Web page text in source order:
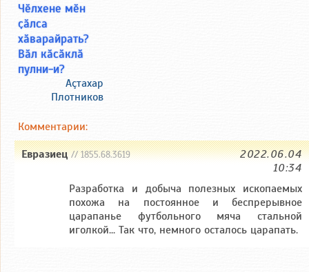
Чӗлхене мӗн
ҫӑлса
хӑварайрать?
Вӑл кӑсӑклӑ
пулни-и?
Аçтахар
Плотников
Комментарии:
Евразиец// 1855.68.3619
2022.06.04
10:34
Разработка и добыча полезных ископаемых
похожа на постоянное и беспрерывное
царапанье футбольного мяча стальной
иголкой... Так что, немного осталось царапать.